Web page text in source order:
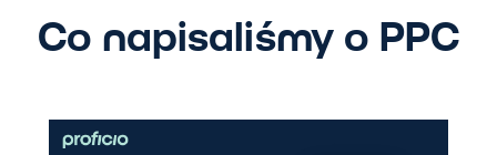
Co napisaliśmy o PPC